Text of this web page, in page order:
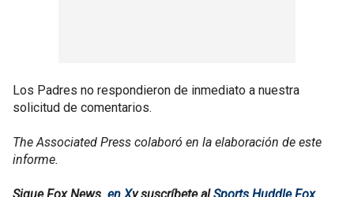
Los Padres no respondieron de inmediato a nuestra
solicitud de comentarios.
The Associated Press colaboró en la elaboración de este
informe.
Sigue Fox News en Xy suscríbete alSports Huddle Fox